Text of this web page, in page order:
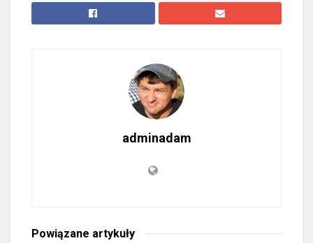
adminadam
Powiązane artykuły